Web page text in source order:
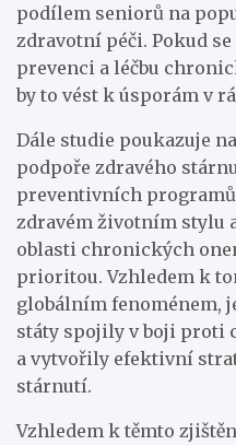
podílem seniorů na
zdravotní péči. Pokud
prevenci a léčbu
by to vést k úsporám v
Dále studie poukazuje
podpoře zdravého
preventivních
zdravém životním stylu
oblasti chronických
prioritou. Vzhledem k
globálním fenoménem,
státy spojily v boji proti
a vytvořily efektivní
stárnutí.
Vzhledem k těmto